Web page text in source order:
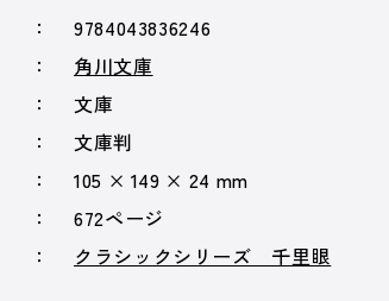
9784043836246
角川文庫
文庫
文庫判
105 × 149 × 24 mm
672ページ
クラシックシリーズ 千里眼